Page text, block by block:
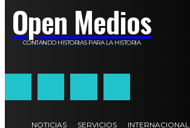
Open Medios
CONTANDO HISTORIAS PARA LA HISTORIA
NOTICIAS SERVICIOS INTERNACIONAL